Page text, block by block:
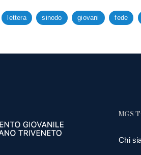
lettera sinodo giovani fede
MGS
Chi